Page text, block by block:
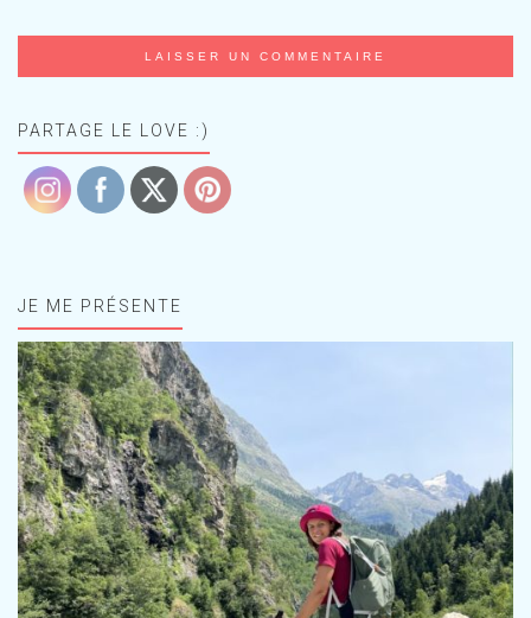
PARTAGE LE LOVE :)
JE ME PRÉSENTE